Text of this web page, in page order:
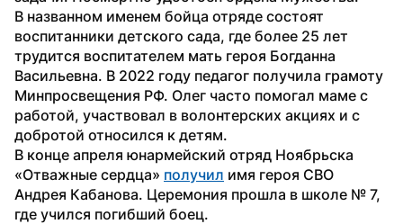
В названном именем бойца отряде состоят
воспитанники детского сада, где более 25 лет
трудится воспитателем мать героя Богданна
Васильевна. В 2022 году педагог получила грамоту
Минпросвещения РФ. Олег часто помогал маме с
работой, участвовал в волонтерских акциях и с
добротой относился к детям.
В конце апреля юнармейский отряд Ноябрьска
«Отважные сердца» получил имя героя СВО
Андрея Кабанова. Церемония прошла в школе № 7,
где учился погибший боец.